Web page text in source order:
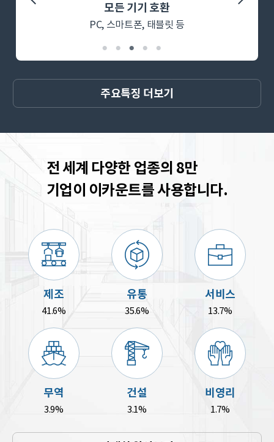
모든 기기 호환
PC, 스마트폰, 태블릿 등
주요특징 더보기
전 세계 다양한 업종의 8만
기업이 이카운트를 사용합니다.
제조
41.6%
유통
35.6%
서비스
13.7%
무역
3.9%
건설
3.1%
비영리
1.7%